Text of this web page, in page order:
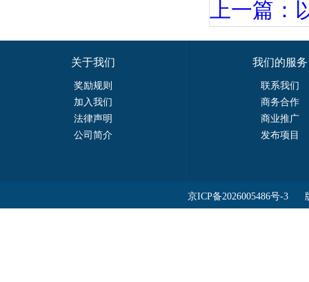
上一篇：
关于我们
奖励规则
加入我们
法律声明
公司简介
我们的服务
联系我们
商务合作
商业推广
发布项目
京ICP备2026005486号-3